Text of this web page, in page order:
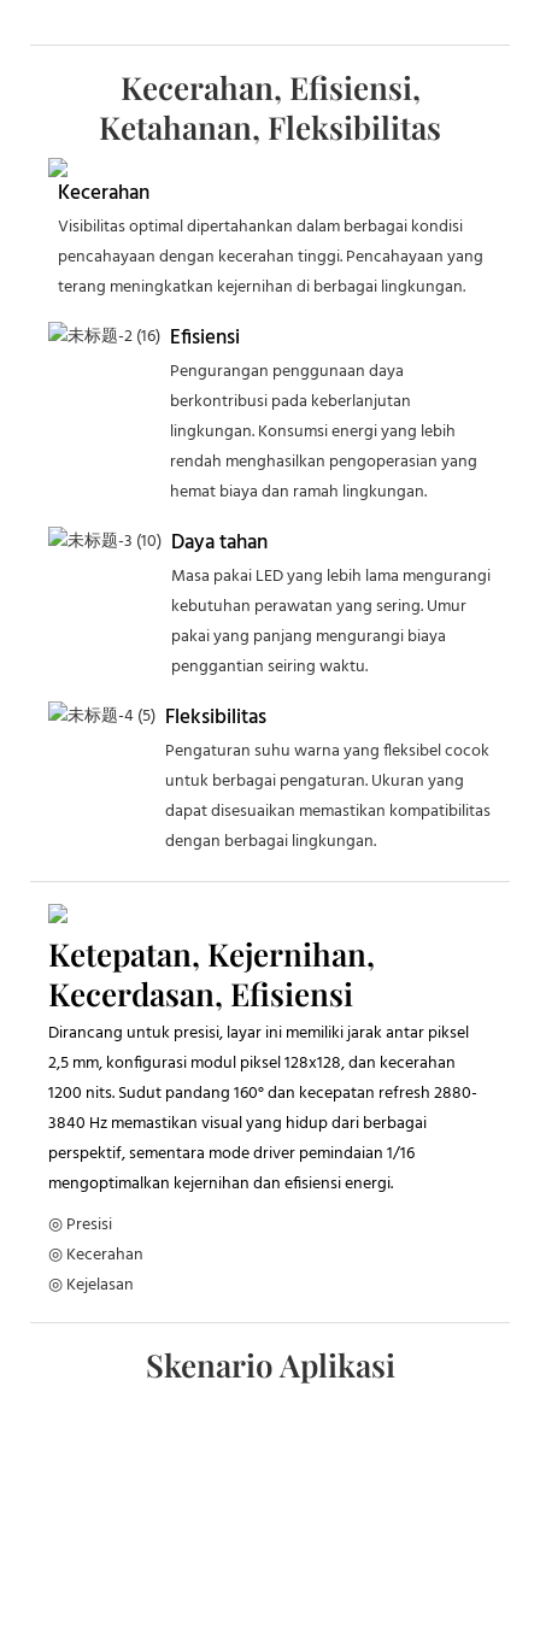
Kecerahan, Efisiensi,
Ketahanan, Fleksibilitas
Kecerahan
Visibilitas optimal dipertahankan dalam berbagai kondisi
pencahayaan dengan kecerahan tinggi. Pencahayaan yang
terang meningkatkan kejernihan di berbagai lingkungan.
Efisiensi
Pengurangan penggunaan daya
berkontribusi pada keberlanjutan
lingkungan. Konsumsi energi yang lebih
rendah menghasilkan pengoperasian yang
hemat biaya dan ramah lingkungan.
Daya tahan
Masa pakai LED yang lebih lama mengurangi
kebutuhan perawatan yang sering. Umur
pakai yang panjang mengurangi biaya
penggantian seiring waktu.
Fleksibilitas
Pengaturan suhu warna yang fleksibel cocok
untuk berbagai pengaturan. Ukuran yang
dapat disesuaikan memastikan kompatibilitas
dengan berbagai lingkungan.
Ketepatan, Kejernihan,
Kecerdasan, Efisiensi
Dirancang untuk presisi, layar ini memiliki jarak antar piksel
2,5 mm, konfigurasi modul piksel 128x128, dan kecerahan
1200 nits. Sudut pandang 160° dan kecepatan refresh 2880-
3840 Hz memastikan visual yang hidup dari berbagai
perspektif, sementara mode driver pemindaian 1/16
mengoptimalkan kejernihan dan efisiensi energi.
◎ Presisi
◎ Kecerahan
◎ Kejelasan
Skenario Aplikasi